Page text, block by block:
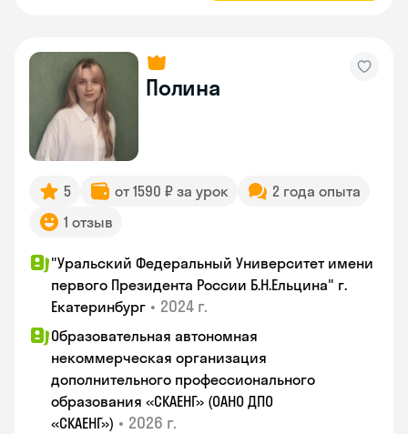
Полина
5 от 1590 ₽ за урок
2 года опыта
1 отзыв
"Уральский Федеральный Университет имени
первого Президента России Б.Н.Ельцина" г.
Екатеринбург • 2024 г.
Образовательная автономная
некоммерческая организация
дополнительного профессионального
образования «СКАЕНГ» (ОАНО ДПО
«СКАЕНГ») • 2026 г.